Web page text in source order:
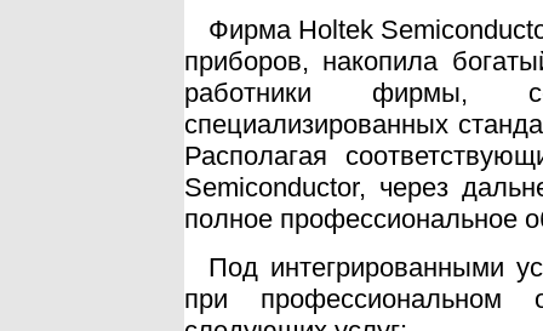
Фирма Holtek
приборов, накопила
работники фирмы,
специализированных
Располагая
Semiconductor, через
полное профессиональное
Под интегрированными
при профессиональном